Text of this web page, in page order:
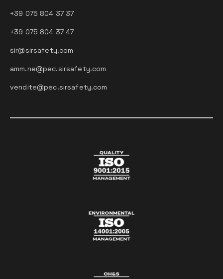
+39 075 804 37 37
+39 075 804 37 47
sir@sirsafety.com
amm.ne@pec.sirsafety.com
vendite@pec.sirsafety.com